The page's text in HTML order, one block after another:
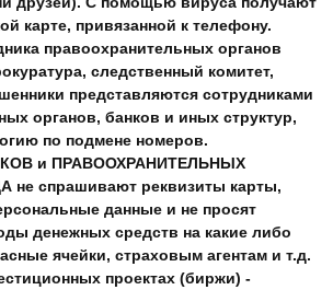
карте, привязанной к телефону.
правоохранительных органов
следственный комитет,
представляются сотрудниками
органов, банков и иных структур,
по подмене номеров.
и ПРАВООХРАНИТЕЛЬНЫХ
спрашивают реквизиты карты,
данные и не просят
денежных средств на какие либо
ячейки, страховым агентам и т.д.
проектах (биржи) -